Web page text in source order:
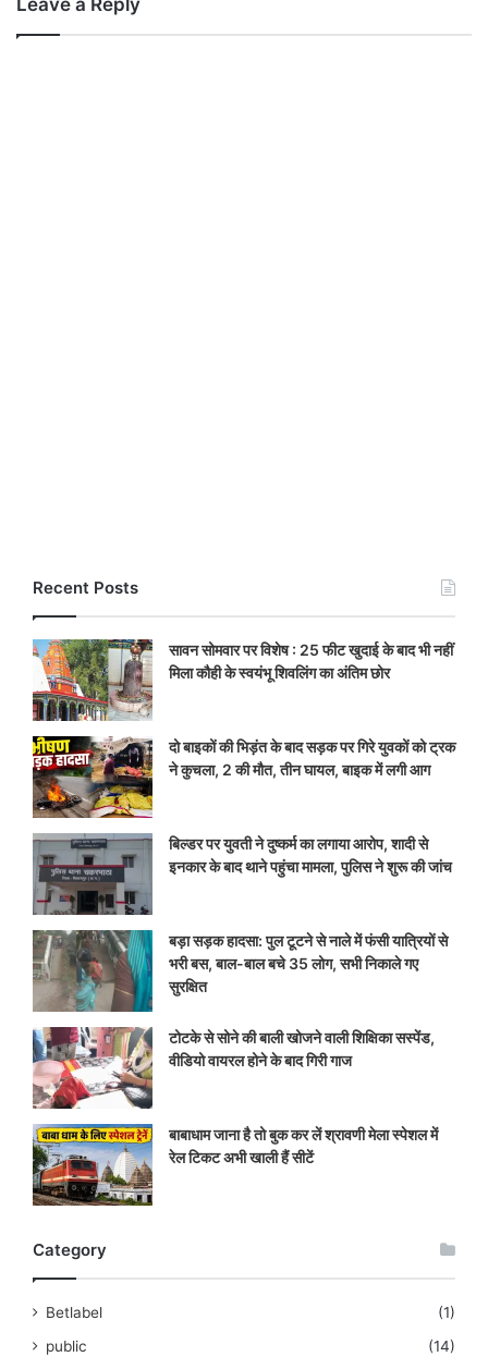
Recent Posts
सावन सोमवार पर विशेष : 25 फीट खुदाई के बाद भी नहीं
मिला कौही के स्वयंभू शिवलिंग का अंतिम छोर
दो बाइकों की भिड़ंत के बाद सड़क पर गिरे युवकों को ट्रक
ने कुचला, 2 की मौत, तीन घायल, बाइक में लगी आग
बिल्डर पर युवती ने दुष्कर्म का लगाया आरोप, शादी से
इनकार के बाद थाने पहुंचा मामला, पुलिस ने शुरू की जांच
बड़ा सड़क हादसा: पुल टूटने से नाले में फंसी यात्रियों से
भरी बस, बाल-बाल बचे 35 लोग, सभी निकाले गए
सुरक्षित
टोटके से सोने की बाली खोजने वाली शिक्षिका सस्पेंड,
वीडियो वायरल होने के बाद गिरी गाज
बाबाधाम जाना है तो बुक कर लें श्रावणी मेला स्पेशल में
रेल टिकट अभी खाली हैं सीटें
Category
Betlabel
(1)
public
(14)